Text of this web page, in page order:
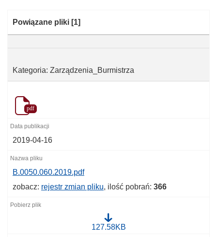
Kategoria:
Powiązane pliki [1]
Kategoria: Zarządzenia_Burmistrza
pdf
2019-04-16
B.0050.060.2019.pdf
zobacz: rejestr zmian pliku, ilość pobrań: 366
127.58KB